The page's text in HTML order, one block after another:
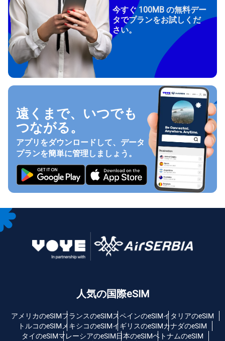
今すぐ 100MB の無料デー
タでプランをお試しくだ
さい。
遠くまで、いつでも
つながる。
アプリをダウンロードして、データ
プランを簡単に管理しましょう。
人気の国際eSIM
アメリカのeSIMフランスのeSIMスペインのeSIMイタリアのeSIM
トルコのeSIM メキシコのeSIMイギリスのeSIMカナダのeSIM
タイのeSIMマレーシアのeSIM日本のeSIMベトナムのeSIM